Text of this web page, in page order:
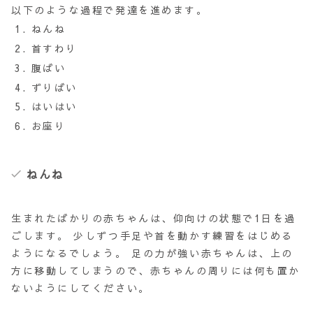
以下のような過程で発達を進めます。
ねんね
首すわり
腹ばい
ずりばい
はいはい
お座り
ねんね
生まれたばかりの赤ちゃんは、 仰向け の状態で1日を過
ごします。 少しずつ手足や首を動かす練習をはじめる
ようになるでしょう。 足の力が強い赤ちゃんは、上の
方に移動してしまうので、赤ちゃんの周りには何も置か
ないようにしてください。